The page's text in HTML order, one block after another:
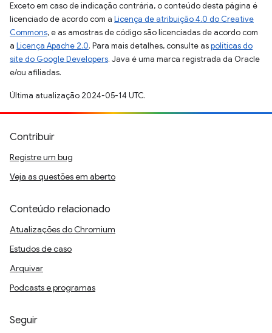
Exceto em caso de indicação contrária, o conteúdo desta página é
licenciado de acordo com a Licença de atribuição 4.0 do Creative
Commons, e as amostras de código são licenciadas de acordo com
a Licença Apache 2.0. Para mais detalhes, consulte aspolíticas do
site do Google Developers. Java é uma marca registrada da Oracle
e/ou afiliadas.
Última atualização 2024-05-14 UTC.
Contribuir
Registre um bug
Veja as questões em aberto
Conteúdo relacionado
Atualizações do Chromium
Estudos de caso
Arquivar
Podcasts e programas
Seguir